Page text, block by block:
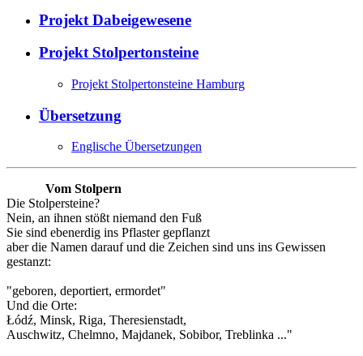
Projekt Dabeigewesene
Projekt Stolpertonsteine
Projekt Stolpertonsteine Hamburg
Übersetzung
Englische Übersetzungen
Vom Stolpern
Die Stolpersteine?
Nein, an ihnen stößt niemand den Fuß
Sie sind ebenerdig ins Pflaster gepflanzt
aber die Namen darauf und die Zeichen sind uns ins Gewissen
gestanzt:
"geboren, deportiert, ermordet"
Und die Orte:
Łódź, Minsk, Riga, Theresienstadt,
Auschwitz, Chelmno, Majdanek, Sobibor, Treblinka ..."